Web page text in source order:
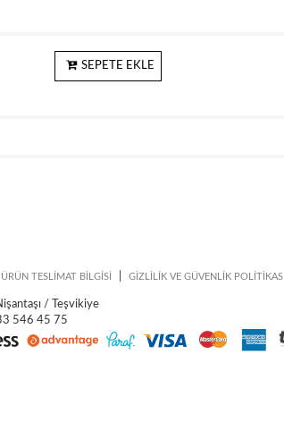
SEPETE EKLE
ÜRÜN TESLİMAT BİLGİSİ GİZLİLİK VE GÜVENLİK POLİTİKASI
/ Teşvikiye
546 45 75